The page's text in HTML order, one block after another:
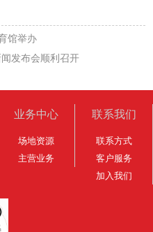
馆举办
闻发布会顺利召开
业务中心
场地资源
主营业务
联系我们
联系方式
客户服务
加入我们